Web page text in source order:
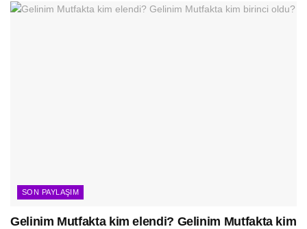
SON PAYLAŞIM
Gelinim Mutfakta kim elendi? Gelinim Mutfakta kim